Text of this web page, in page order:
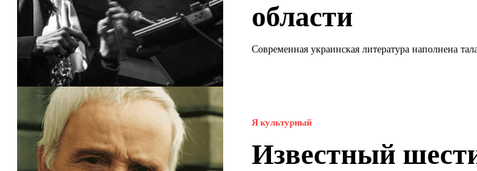
области
Современная украинская литература наполнена
Я культурный
Известный